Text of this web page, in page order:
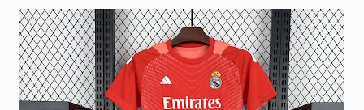
multe
variații.
Opțiunile
pot